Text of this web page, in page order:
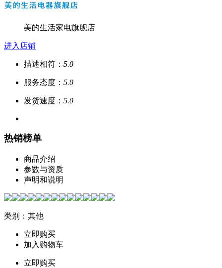
美的生活家电旗舰店
进入店铺
描述相符： 5.0
服务态度： 5.0
发货速度： 5.0
热销榜单
商品介绍
参数与资质
声明和说明
类别：其他
立即购买
加入购物车
立即购买